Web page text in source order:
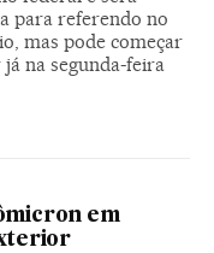
para referendo no
mas pode começar
já na segunda-feira
em